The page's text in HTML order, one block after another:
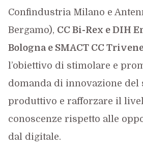
Confindustria Milano e
Bergamo), CC Bi-Rex e DIH
Bologna e SMACT CC
l’obiettivo di stimolare e
domanda di innovazione del
produttivo e rafforzare il
conoscenze rispetto alle
dal digitale.